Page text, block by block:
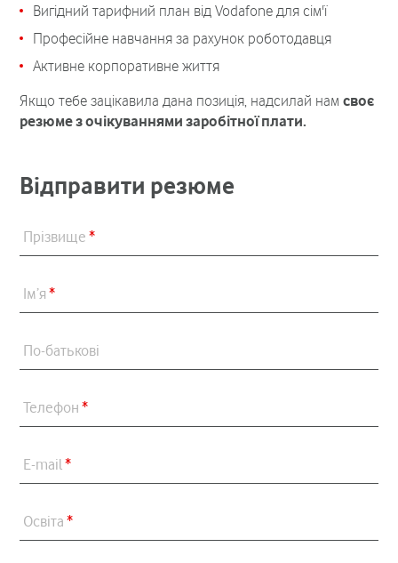
Вигідний тарифний план від Vodafone для сім'ї
Професійне навчання за рахунок роботодавця
Активне корпоративне життя
Якщо тебе зацікавила дана позиція, надсилай нам своє
резюме з очікуваннями заробітної плати.
Відправити резюме
Прізвище *
Ім’я *
По-батькові
Телефон *
E-mail*
Освіта *